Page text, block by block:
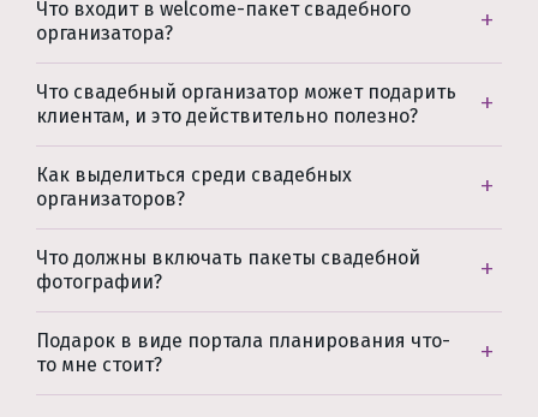
Что входит в welcome-пакет свадебного
организатора?
Что свадебный организатор может подарить
клиентам, и это действительно полезно?
Как выделиться среди свадебных
организаторов?
Что должны включать пакеты свадебной
фотографии?
Подарок в виде портала планирования что-
то мне стоит?